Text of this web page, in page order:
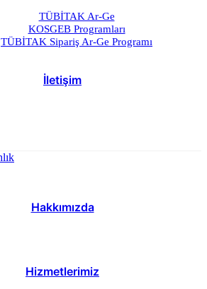
TÜBİTAK Ar-Ge
KOSGEB Programları
TÜBİTAK Sipariş Ar-Ge Programı
İletişim
Hakkımızda
Hizmetlerimiz